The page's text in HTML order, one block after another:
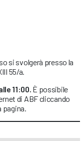
si svolgerà presso la
55/a.
11:00. È possibile
di ABF cliccando
pagina.